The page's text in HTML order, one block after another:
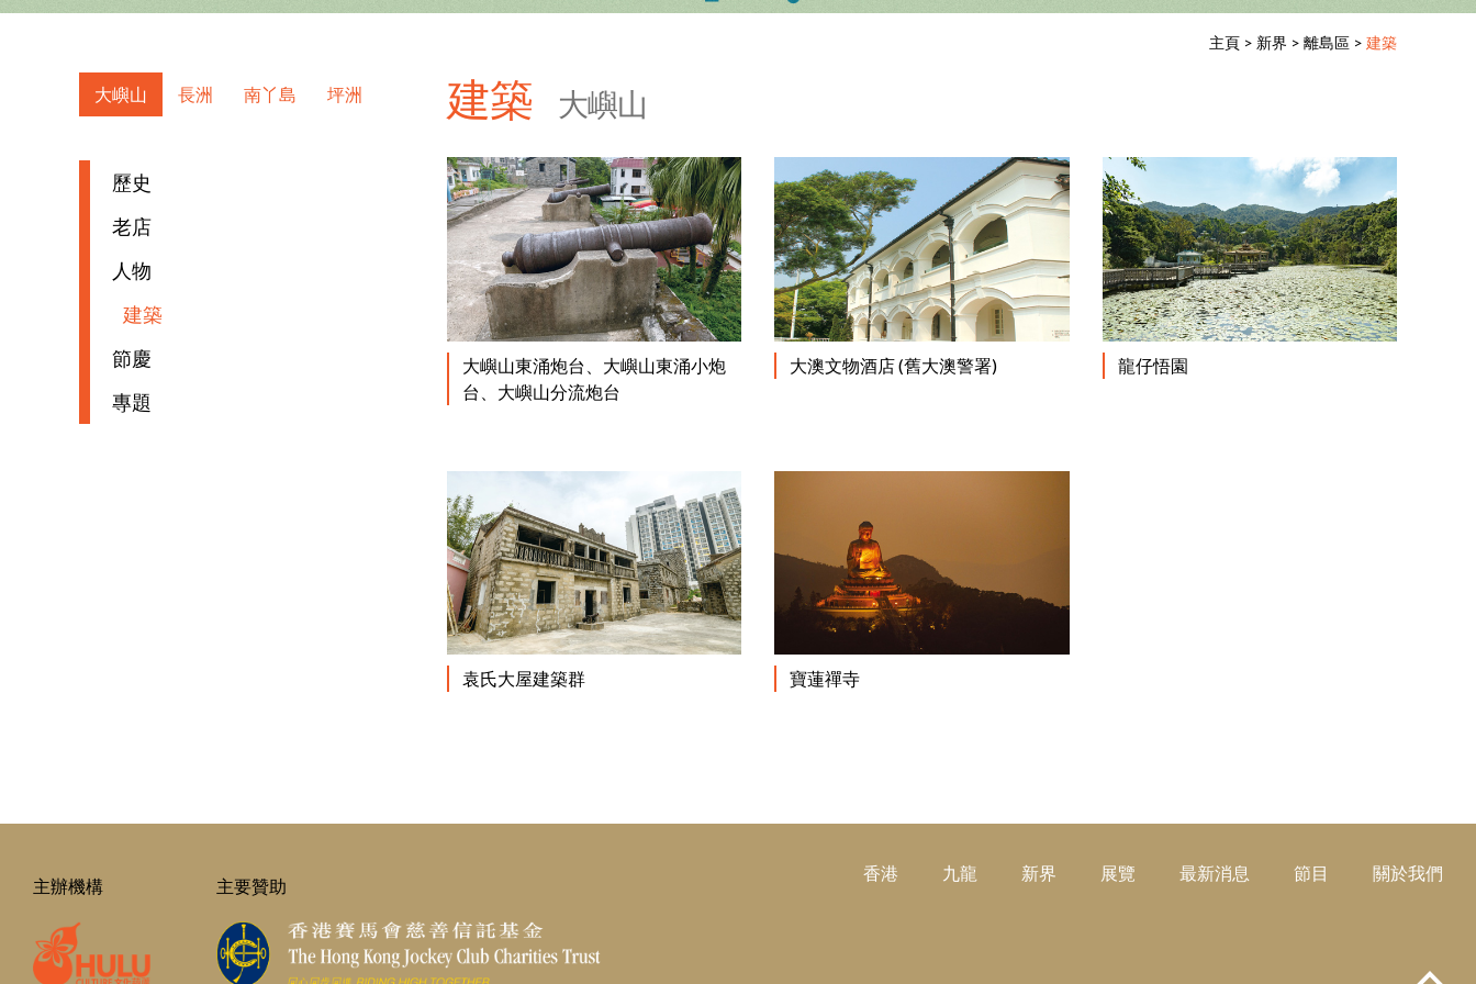
主頁 > 新界 > 離島區 > 建築
大嶼山 長洲 南丫島 坪洲
歷史
老店
人物
建築
節慶
專題
建築 大嶼山
閱讀更多
大嶼山東涌炮台、大嶼山東涌小炮
台、大嶼山分流炮台
閱讀更多
大澳文物酒店 (舊大澳警署) 龍仔悟園
袁氏大屋建築群 寶蓮禪寺
主辦機構 主要贊助
香港 九龍 新界 展覽 最新消息 節目 關於我們